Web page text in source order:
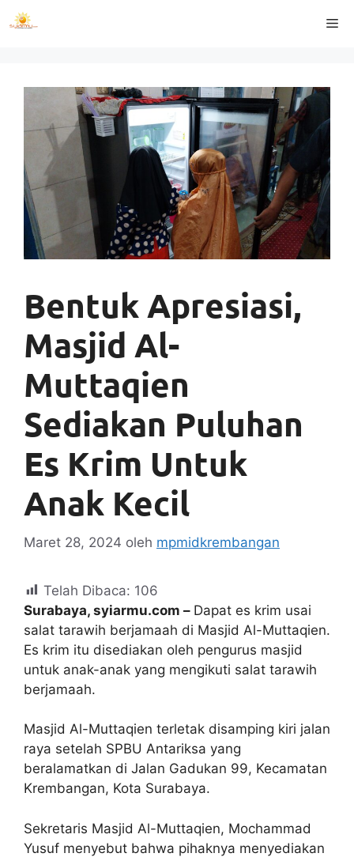
Langsung
ke
Bentuk Apresiasi,
Masjid Al-
Muttaqien
Sediakan Puluhan
Es Krim Untuk
Anak Kecil
Maret 28, 2024 oleh mpmidkrembangan
Telah Dibaca: 106
Surabaya, syiarmu.com – Dapat es krim usai
salat tarawih berjamaah di Masjid Al-Muttaqien.
Es krim itu disediakan oleh pengurus masjid
untuk anak-anak yang mengikuti salat tarawih
berjamaah.
Masjid Al-Muttaqien terletak disamping kiri jalan
raya setelah SPBU Antariksa yang
beralamatkan di Jalan Gadukan 99, Kecamatan
Krembangan, Kota Surabaya.
Sekretaris Masjid Al-Muttaqien, Mochammad
Yusuf menyebut bahwa pihaknya menyediakan